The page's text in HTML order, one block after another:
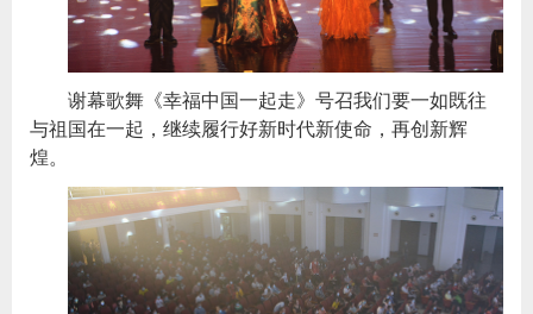
谢幕歌舞《幸福中国一起走》号召我们要一如既往
与祖国在一起，继续履行好新时代新使命，再创新辉
煌。